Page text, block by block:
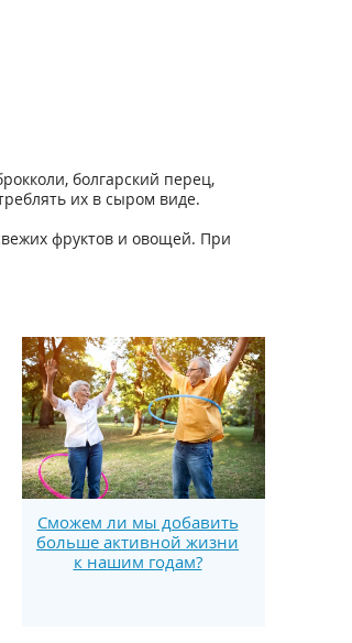
болгарский перец,
их в сыром виде.
фруктов и овощей. При
Сможем ли мы добавить
больше активной жизни
к нашим годам?